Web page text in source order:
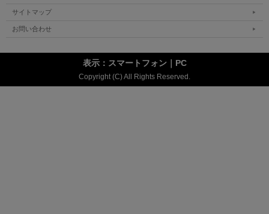
サイトマップ
お問い合わせ
表示：スマートフォン｜ PC
Copyright (C) All Rights Reserved.